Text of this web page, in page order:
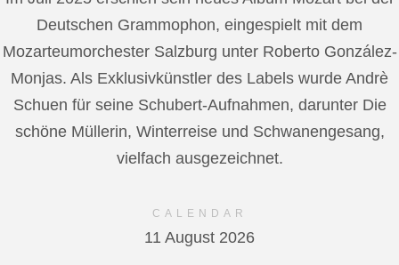
Deutschen Grammophon, eingespielt mit dem
Mozarteumorchester Salzburg unter Roberto González-
Monjas. Als Exklusivkünstler des Labels wurde Andrè
Schuen für seine Schubert-Aufnahmen, darunter Die
schöne Müllerin, Winterreise und Schwanengesang,
vielfach ausgezeichnet.
CALENDAR
11 August 2026